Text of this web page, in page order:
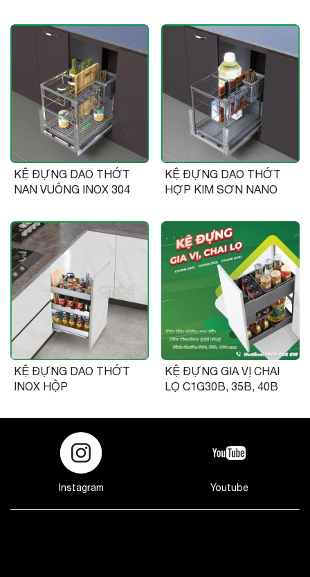
KỆ ĐỰNG DAO THỚT
NAN VUÔNG INOX 304
KỆ ĐỰNG DAO THỚT
HỢP KIM SƠN NANO
KỆ ĐỰNG DAO THỚT
INOX HỘP
KỆ ĐỰNG GIA VỊ CHAI
LỌ C1G30B, 35B, 40B
Instagram Youtube